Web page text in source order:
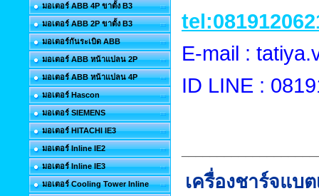
มอเตอร์ ABB 4P ขาตั้ง B3
มอเตอร์ ABB 2P ขาตั้ง B3
มอเตอร์กันระเบิด ABB
มอเตอร์ ABB หน้าแปลน 2P
มอเตอร์ ABB หน้าแปลน 4P
มอเตอร์ Hascon
มอเตอร์ SIEMENS
มอเตอร์ HITACHI IE3
มอเตอร์ Inline IE2
มอเตอร์ Inline IE3
มอเตอร์ Cooling Tower Inline
E-mail :
ID LINE :
เครื่องชาร์จแบ